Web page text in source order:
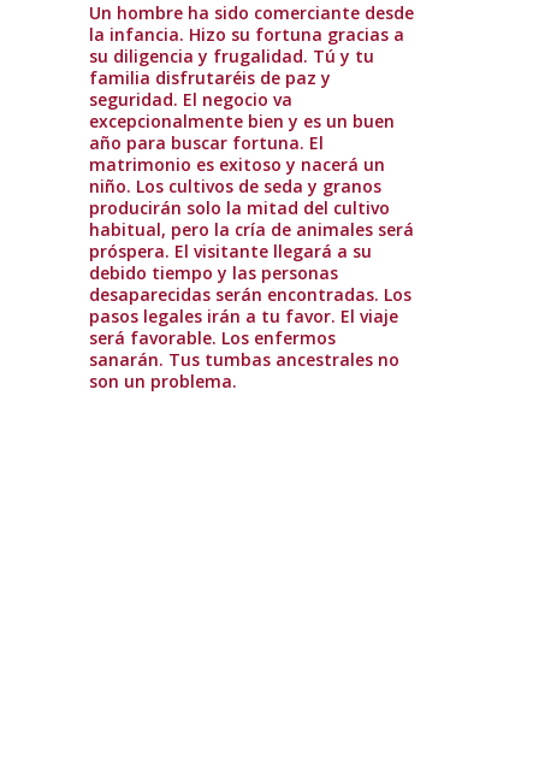
Un hombre ha sido comerciante desde
la infancia. Hizo su fortuna gracias a
su diligencia y frugalidad. Tú y tu
familia disfrutaréis de paz y
seguridad. El negocio va
excepcionalmente bien y es un buen
año para buscar fortuna. El
matrimonio es exitoso y nacerá un
niño. Los cultivos de seda y granos
producirán solo la mitad del cultivo
habitual, pero la cría de animales será
próspera. El visitante llegará a su
debido tiempo y las personas
desaparecidas serán encontradas. Los
pasos legales irán a tu favor. El viaje
será favorable. Los enfermos
sanarán. Tus tumbas ancestrales no
son un problema.